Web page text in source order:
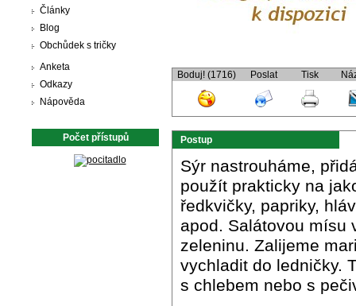
Články
Blog
Obchůdek s tričky
Anketa
Odkazy
Nápověda
Počet přístupů
Boduj! (1716) Poslat Tisk
Postup
Sýr nastrouháme,
použít prakticky na
ředkvičky, papriky,
apod. Salátovou mísu
zeleninu. Zalijeme
vychladit do ledničky.
s chlebem nebo s